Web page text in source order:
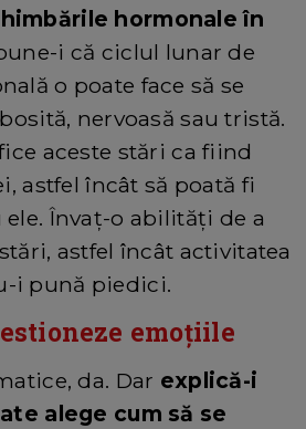
hormonale în
i că ciclul lunar de
o poate face să se
nervoasă sau tristă.
aceste stări ca fiind
astfel încât să poată fi
Învaț-o abilități de a
astfel încât activitatea
i pună piedici.
emoțiile
da. Dar explică-i
alege cum să se